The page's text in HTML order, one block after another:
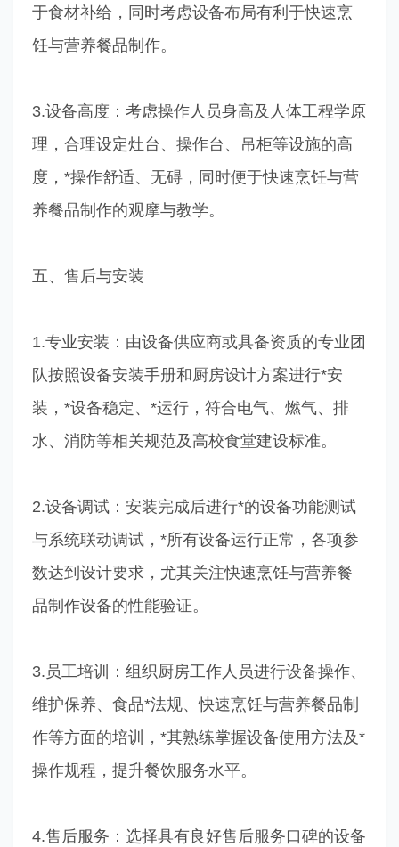
于食材补给，同时考虑设备布局有利于快速烹
饪与营养餐品制作。
3.设备高度：考虑操作人员身高及人体工程学原
理，合理设定灶台、操作台、吊柜等设施的高
度，*操作舒适、无碍，同时便于快速烹饪与营
养餐品制作的观摩与教学。
五、售后与安装
1.专业安装：由设备供应商或具备资质的专业团
队按照设备安装手册和厨房设计方案进行*安
装，*设备稳定、*运行，符合电气、燃气、排
水、消防等相关规范及高校食堂建设标准。
2.设备调试：安装完成后进行*的设备功能测试
与系统联动调试，*所有设备运行正常，各项参
数达到设计要求，尤其关注快速烹饪与营养餐
品制作设备的性能验证。
3.员工培训：组织厨房工作人员进行设备操作、
维护保养、食品*法规、快速烹饪与营养餐品制
作等方面的培训，*其熟练掌握设备使用方法及*
操作规程，提升餐饮服务水平。
4.售后服务：选择具有良好售后服务口碑的设备